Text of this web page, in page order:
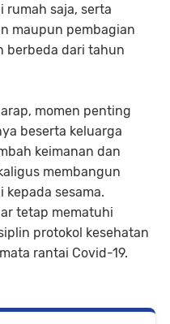
rumah saja, serta
maupun pembagian
berbeda dari tahun
momen penting
beserta keluarga
keimanan dan
membangun
sesama.
tetap mematuhi
protokol kesehatan
rantai Covid-19.